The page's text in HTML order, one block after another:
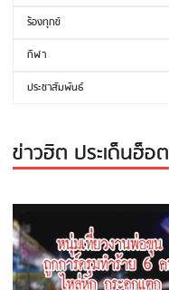
ร้องทุกข์
กีฬา
ประชาสัมพันธ์
ข่าวฮิต ประเด็นฮ็อต